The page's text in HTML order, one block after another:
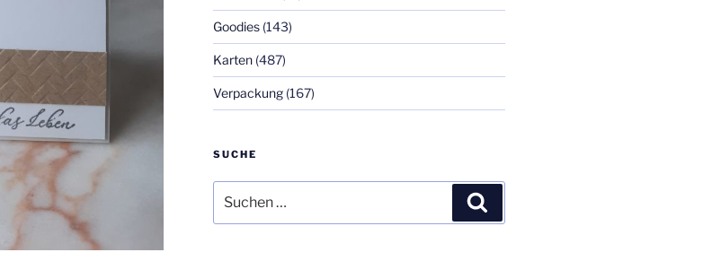
Goodies(143)
Karten(487)
Verpackung(167)
SUCHE
nach: